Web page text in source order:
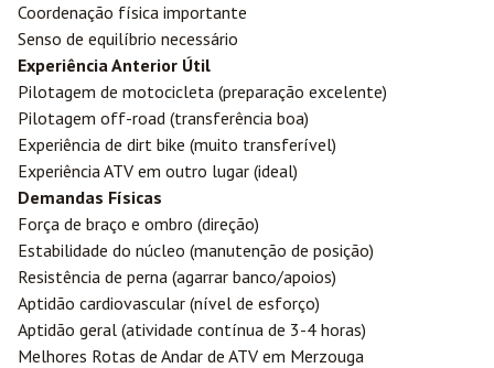
Coordenação física importante
Senso de equilíbrio necessário
Experiência Anterior Útil
Pilotagem de motocicleta (preparação excelente)
Pilotagem off-road (transferência boa)
Experiência de dirt bike (muito transferível)
Experiência ATV em outro lugar (ideal)
Demandas Físicas
Força de braço e ombro (direção)
Estabilidade do núcleo (manutenção de posição)
Resistência de perna (agarrar banco/apoios)
Aptidão cardiovascular (nível de esforço)
Aptidão geral (atividade contínua de 3-4 horas)
Melhores Rotas de Andar de ATV em Merzouga